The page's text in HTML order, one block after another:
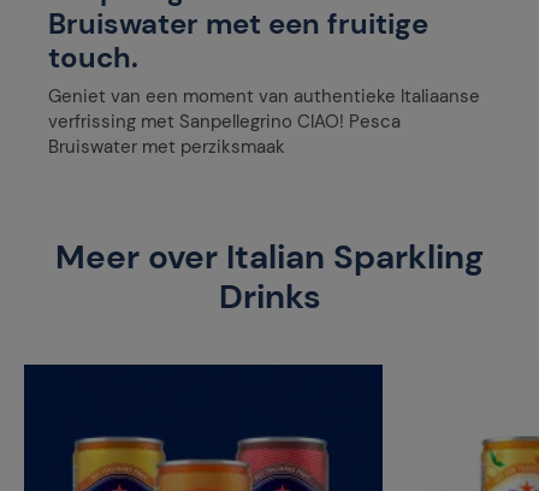
Bruiswater met een fruitige
touch.
Geniet van een moment van authentieke Italiaanse
verfrissing met Sanpellegrino CIAO! Pesca
Bruiswater met perziksmaak
Meer over Italian Sparkling
Drinks